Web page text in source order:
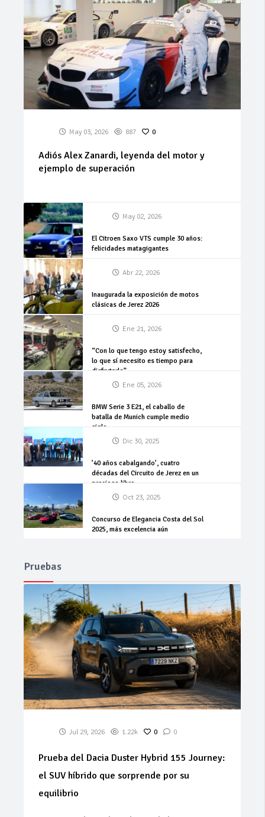
May 03, 2026 887 0
Adiós Alex Zanardi, leyenda del motor y
ejemplo de superación
May 02, 2026
El Citroen Saxo VTS cumple 30 años:
felicidades matagigantes
Abr 22, 2026
Inaugurada la exposición de motos
clásicas de Jerez 2026
Ene 21, 2026
“Con lo que tengo estoy satisfecho,
lo que sí necesito es tiempo para
disfrutarlo”
Ene 05, 2026
BMW Serie 3 E21, el caballo de
batalla de Munich cumple medio
siglo
Dic 30, 2025
’40 años cabalgando’, cuatro
décadas del Circuito de Jerez en un
precioso libro
Oct 23, 2025
Concurso de Elegancia Costa del Sol
2025, más excelencia aún
Pruebas
Jul 29, 2026 1.22k 0 0
Prueba del Dacia Duster Hybrid 155 Journey:
el SUV híbrido que sorprende por su
equilibrio